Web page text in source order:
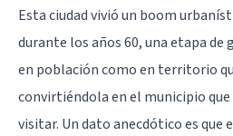
Esta ciudad vivió un boom
durante los años 60, una etapa
en población como en territorio
convirtiéndola en el municipio
visitar. Un dato anecdótico es que